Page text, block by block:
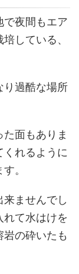
で夜間もエア
している、
り過酷な場所
面もありま
れるように
。
ませんでし
て水はけを
の砕いたも